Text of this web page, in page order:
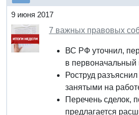
9 июня 2017
7 важных правовых
ВС РФ уточнил,
в первоначальный
Роструд
занятыми на
Перечень сделок,
предлагается